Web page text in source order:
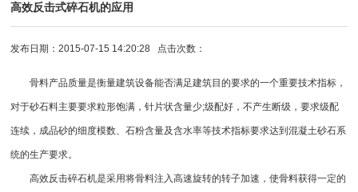
高效反击式碎石机的应用
发布日期：2015-07-15 14:20:28 点击次数：
骨料产品质量是衡量建筑设备能否满足建筑目的要求的一个重要技术指标，
对于砂石料主要要求粒形饱满，针片状含量少;级配好，不产生断级，要求级配
连续，成品砂的细度模数、石粉含量及含水率等技术指标要求达到混凝土砂石系
统的生产要求。
高效反击碎石机是采用将骨料注入高速旋转的转子加速，使骨料获得一定的